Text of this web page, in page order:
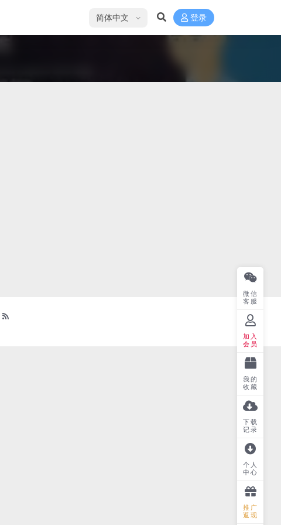
选择语言 登录
微信
客服
加入
会员
我的
收藏
下载
记录
个人
中心
推广
返现